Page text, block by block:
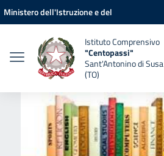
Vai ai contenuti
Vai al menu di navigazione
Vai al footer
Ministero dell'Istruzione e del
Istituto Comprensivo
"Centopassi"
Sant'Antonino di Susa
(TO)